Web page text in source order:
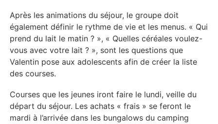
Après les animations du séjour, le groupe doit
également définir le rythme de vie et les menus. « Qui
prend du lait le matin ? », « Quelles céréales voulez-
vous avec votre lait ? », sont les questions que
Valentin pose aux adolescents afin de créer la liste
des courses.
Courses que les jeunes iront faire le lundi, veille du
départ du séjour. Les achats « frais » se feront le
mardi à l’arrivée dans les bungalows du camping